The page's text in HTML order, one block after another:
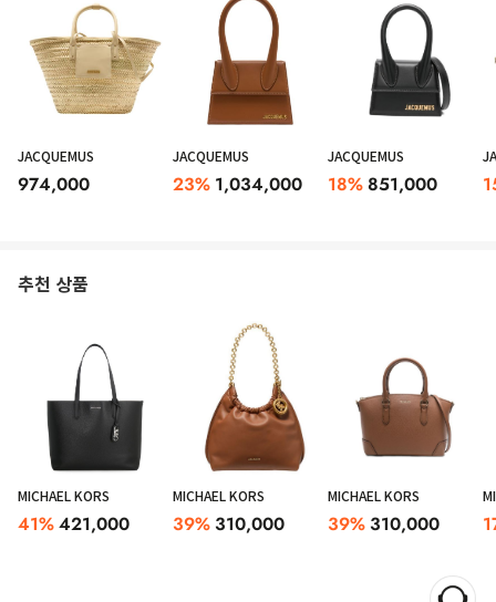
JACQUEMUS
974,000
JACQUEMUS
23% 1,034,000
JACQUEMUS
18%851,000
추천 상품
MICHAEL KORS
41%421,000
MICHAEL KORS
39% 310,000
MICHAEL KORS
39% 310,000